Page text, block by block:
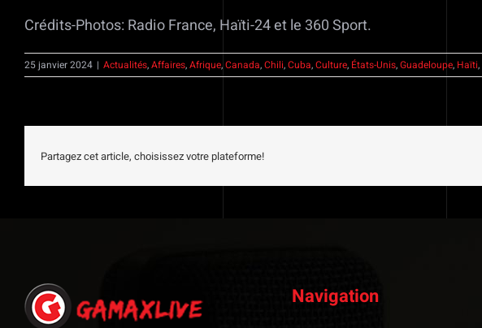
Crédits-Photos: Radio France, Haïti-24 et le 360 Sport.
25 janvier 2024 | Actualités,Affaires,Afrique,Canada,Chili,Cuba,Culture, États-Unis,Guadeloupe, Haïti,
Partagez cet article, choisissez votre plateforme!
Navigation